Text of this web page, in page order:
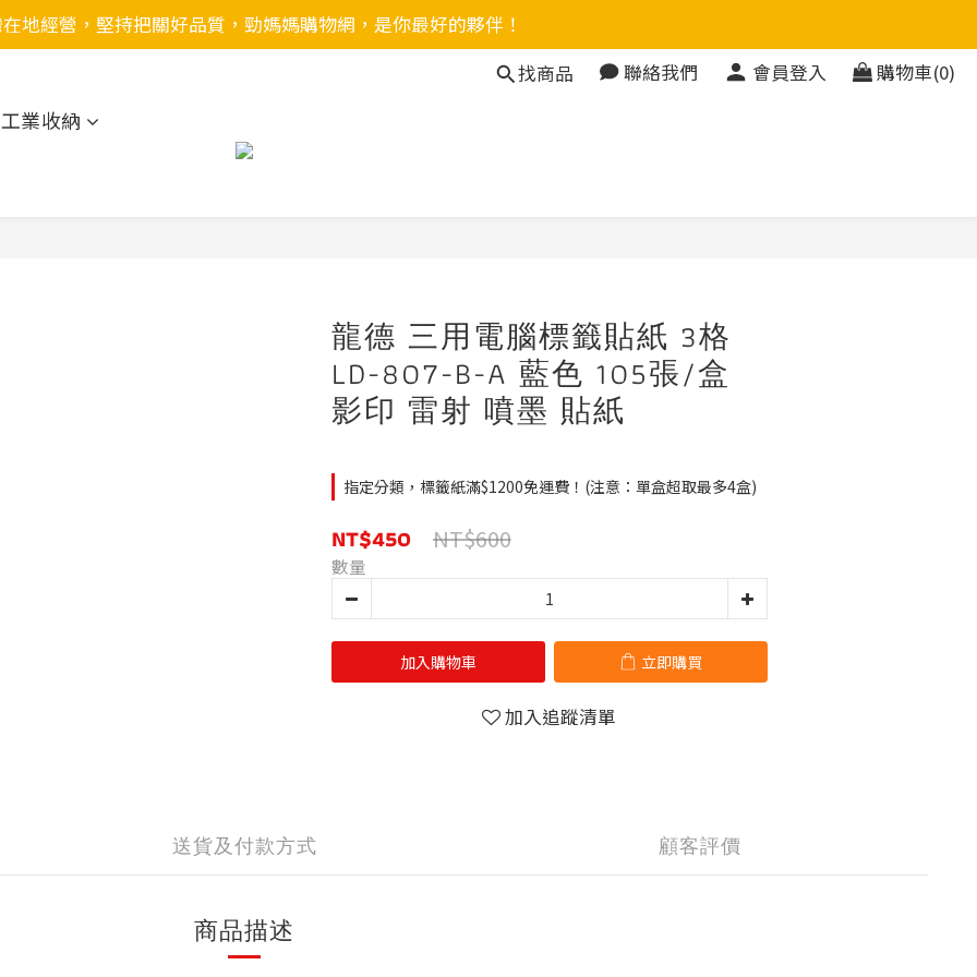
地經營，堅持把關好品質，勁媽媽購物網，是你最好的夥伴！
找商品
聯絡我們 會員登入 購物車(0)
業收納
龍德 三用電腦標籤貼紙 3格
LD-807-B-A 藍色 105張/盒
影印 雷射 噴墨 貼紙
指定分類，標籤紙滿$1200免運費！(注意：單盒超取最多4盒)
NT$450 NT$600
數量
加入購物車 立即購買
加入追蹤清單
送貨及付款方式 顧客評價
商品描述